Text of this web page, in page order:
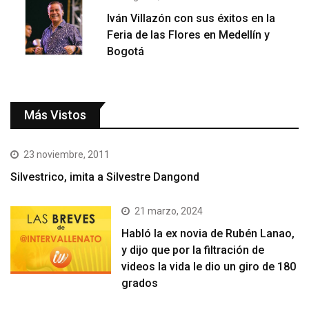
Iván Villazón con sus éxitos en la
Feria de las Flores en Medellín y
Bogotá
Más Vistos
23 noviembre, 2011
Silvestrico, imita a Silvestre Dangond
21 marzo, 2024
Habló la ex novia de Rubén Lanao,
y dijo que por la filtración de
videos la vida le dio un giro de 180
grados